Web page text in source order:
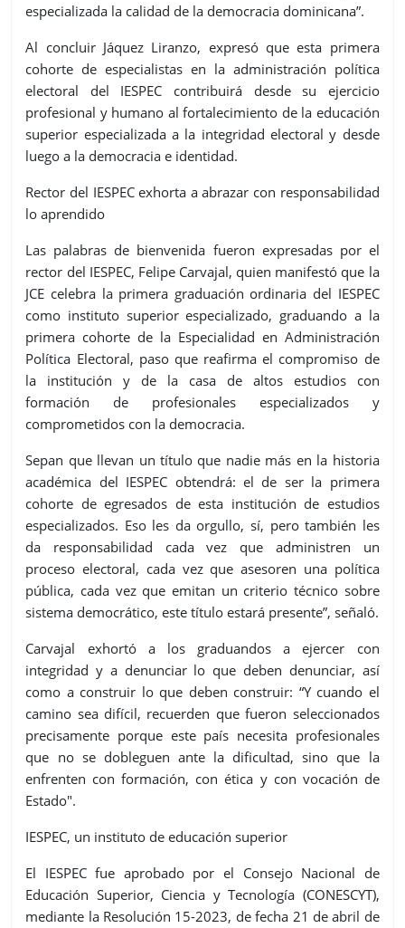
especializada la calidad de la democracia dominicana”.
Al concluir Jáquez Liranzo, expresó que esta primera
cohorte de especialistas en la administración política
electoral del IESPEC contribuirá desde su ejercicio
profesional y humano al fortalecimiento de la educación
superior especializada a la integridad electoral y desde
luego a la democracia e identidad.
Rector del IESPEC exhorta a abrazar con responsabilidad
lo aprendido
Las palabras de bienvenida fueron expresadas por el
rector del IESPEC, Felipe Carvajal, quien manifestó que la
JCE celebra la primera graduación ordinaria del IESPEC
como instituto superior especializado, graduando a la
primera cohorte de la Especialidad en Administración
Política Electoral, paso que reafirma el compromiso de
la institución y de la casa de altos estudios con
formación de profesionales especializados y
comprometidos con la democracia.
Sepan que llevan un título que nadie más en la historia
académica del IESPEC obtendrá: el de ser la primera
cohorte de egresados de esta institución de estudios
especializados. Eso les da orgullo, sí, pero también les
da responsabilidad cada vez que administren un
proceso electoral, cada vez que asesoren una política
pública, cada vez que emitan un criterio técnico sobre
sistema democrático, este título estará presente”, señaló.
Carvajal exhortó a los graduandos a ejercer con
integridad y a denunciar lo que deben denunciar, así
como a construir lo que deben construir: “Y cuando el
camino sea difícil, recuerden que fueron seleccionados
precisamente porque este país necesita profesionales
que no se dobleguen ante la dificultad, sino que la
enfrenten con formación, con ética y con vocación de
Estado".
IESPEC, un instituto de educación superior
El IESPEC fue aprobado por el Consejo Nacional de
Educación Superior, Ciencia y Tecnología (CONESCYT),
mediante la Resolución 15-2023, de fecha 21 de abril de